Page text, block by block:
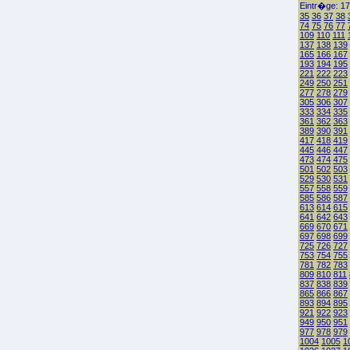
Eintr�ge:
35 36 37 38
74 75 76 77
109 110 111
137 138 139
165 166 167
193 194 195
221 222 223
249 250 251
277 278 279
305 306 307
333 334 335
361 362 363
389 390 391
417 418 419
445 446 447
473 474 475
501 502 503
529 530 531
557 558 559
585 586 587
613 614 615
641 642 643
669 670 671
697 698 699
725 726 727
753 754 755
781 782 783
809 810 811
837 838 839
865 866 867
893 894 895
921 922 923
949 950 951
977 978 979
1004 1005